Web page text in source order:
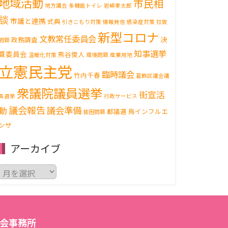
域活動 地方議会 多機能トイレ 岩崎孝太郎 市民相
市議と連携 式典 引きこもり対策 情報発信 感染症対策 拉致
題 政務調査 文教常任委員会 新型コロナ 決
委員会 温暖化対策 熊谷俊人 環境問題 産業用地 知事選挙
憲民主党 竹内千春 臨時議会 葛飾区議会議
選挙 衆議院議員選挙 行政サービス 街宣活
議会報告議会準備 貧困問題 都議選 鳥インフルエ
ザ
アーカイブ
事務所